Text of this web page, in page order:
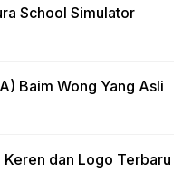
School Simulator
Baim Wong Yang Asli
dan Logo Terbaru